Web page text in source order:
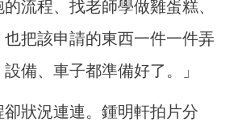
流程、找老師學做雞蛋糕、
把該申請的東西一件一件弄
備、車子都準備好了。」
狀況連連。鍾明軒拍片分